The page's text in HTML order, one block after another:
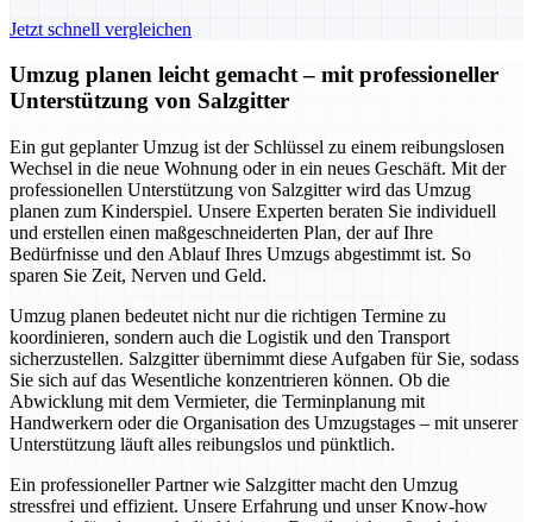
Jetzt schnell vergleichen
Umzug planen leicht gemacht – mit professioneller
Unterstützung von Salzgitter
Ein gut geplanter Umzug ist der Schlüssel zu einem reibungslosen
Wechsel in die neue Wohnung oder in ein neues Geschäft. Mit der
professionellen Unterstützung von Salzgitter wird das Umzug
planen zum Kinderspiel. Unsere Experten beraten Sie individuell
und erstellen einen maßgeschneiderten Plan, der auf Ihre
Bedürfnisse und den Ablauf Ihres Umzugs abgestimmt ist. So
sparen Sie Zeit, Nerven und Geld.
Umzug planen bedeutet nicht nur die richtigen Termine zu
koordinieren, sondern auch die Logistik und den Transport
sicherzustellen. Salzgitter übernimmt diese Aufgaben für Sie, sodass
Sie sich auf das Wesentliche konzentrieren können. Ob die
Abwicklung mit dem Vermieter, die Terminplanung mit
Handwerkern oder die Organisation des Umzugstages – mit unserer
Unterstützung läuft alles reibungslos und pünktlich.
Ein professioneller Partner wie Salzgitter macht den Umzug
stressfrei und effizient. Unsere Erfahrung und unser Know-how